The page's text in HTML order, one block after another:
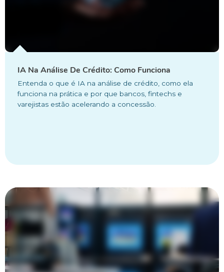
IA Na Análise De Crédito: Como Funciona
Entenda o que é IA na análise de crédito, como ela
funciona na prática e por que bancos, fintechs e
varejistas estão acelerando a concessão.